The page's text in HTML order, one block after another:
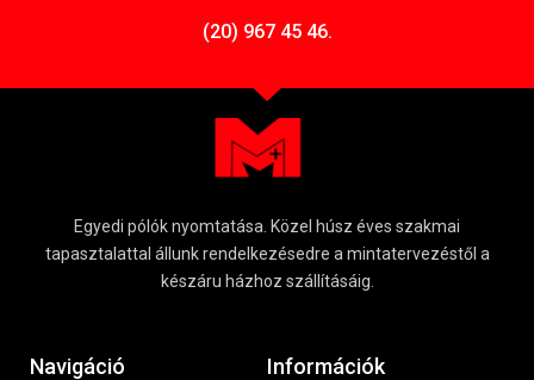
(20) 967 45 46.
Egyedi pólók nyomtatása. Közel húsz éves szakmai
tapasztalattal állunk rendelkezésedre a mintatervezéstől a
készáru házhoz szállításáig.
Navigáció Információk